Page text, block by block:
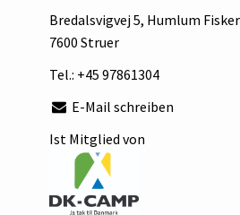
Bredalsvigvej 5, Humlum
7600 Struer
Tel.: +45 97861304
E-Mail schreiben
Ist Mitglied von